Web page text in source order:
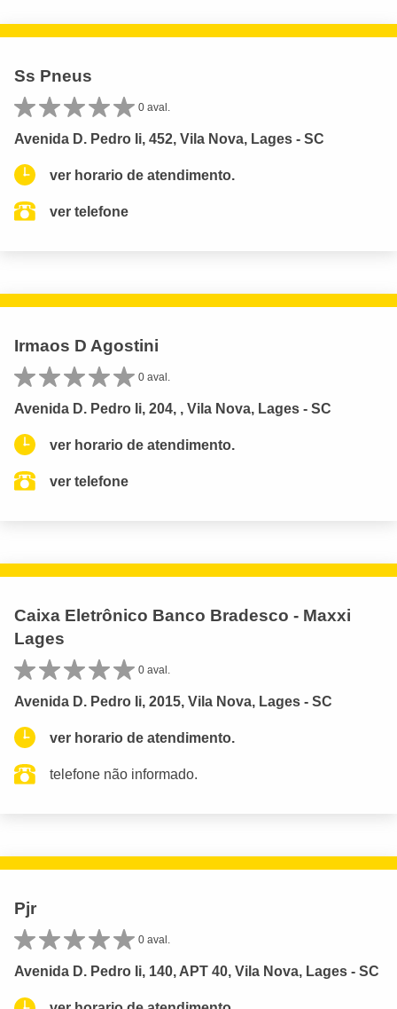
Ss Pneus
0 aval.
Avenida D. Pedro Ii, 452, Vila Nova, Lages - SC
ver horario de atendimento.
ver telefone
Irmaos D Agostini
0 aval.
Avenida D. Pedro Ii, 204, , Vila Nova, Lages - SC
ver horario de atendimento.
ver telefone
Caixa Eletrônico Banco Bradesco - Maxxi
Lages
0 aval.
Avenida D. Pedro Ii, 2015, Vila Nova, Lages - SC
ver horario de atendimento.
telefone não informado.
Pjr
0 aval.
Avenida D. Pedro Ii, 140, APT 40, Vila Nova, Lages - SC